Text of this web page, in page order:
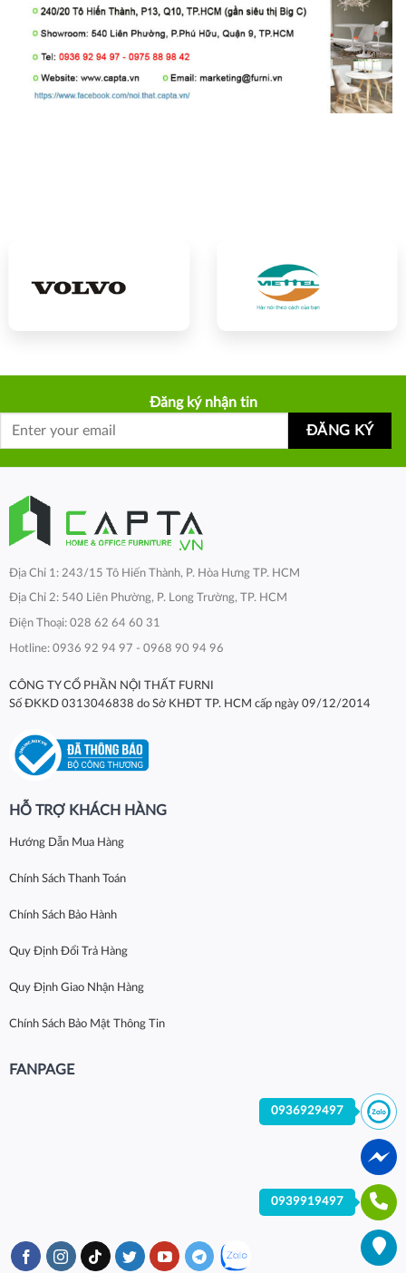
Đăng ký nhận tin
Địa Chỉ 1: 243/15 Tô Hiến Thành, P. Hòa Hưng TP. HCM
Địa Chỉ 2: 540 Liên Phường, P. Long Trường, TP. HCM
Điện Thoại: 028 62 64 60 31
Hotline: 0936 92 94 97 - 0968 90 94 96
CÔNG TY CỔ PHẦN NỘI THẤT FURNI
Số ĐKKD 0313046838 do Sở KHĐT TP. HCM cấp ngày 09/12/2014
HỖ TRỢ KHÁCH HÀNG
Hướng Dẫn Mua Hàng
Chính Sách Thanh Toán
Chính Sách Bảo Hành
Quy Định Đổi Trả Hàng
Quy Định Giao Nhận Hàng
Chính Sách Bảo Mật Thông Tin
FANPAGE
0936929497
0939919497